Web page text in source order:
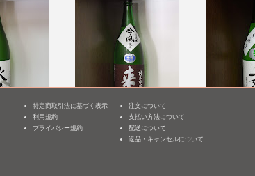
来福 純米吟醸 吟風 生
¥ 3,017
特定商取引法に基づく表示
利用規約
プライバシー規約
注文について
支払い方法について
配送について
返品・キャンセルについて